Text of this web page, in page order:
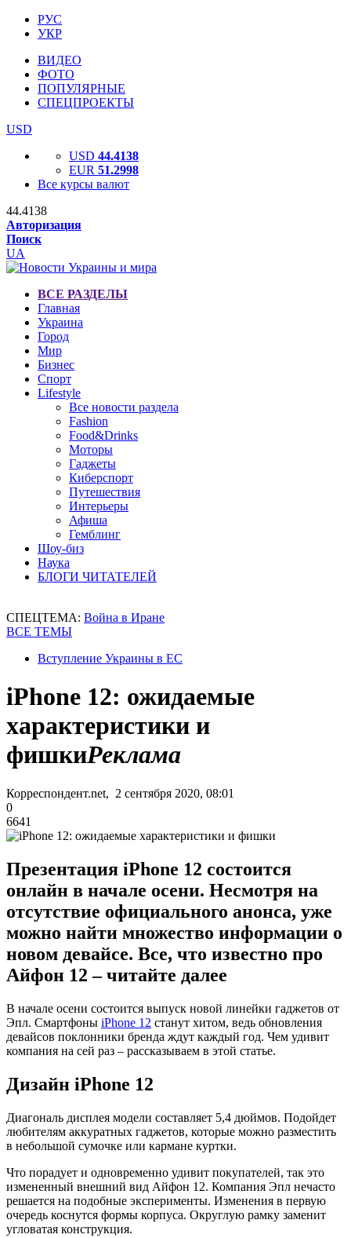
РУС
УКР
ВИДЕО
ФОТО
ПОПУЛЯРНЫЕ
СПЕЦПРОЕКТЫ
USD
USD 44.4138
EUR 51.2998
Все курсы валют
44.4138
Авторизация
Поиск
UA
ВСЕ РАЗДЕЛЫ
Главная
Украина
Город
Мир
Бизнес
Спорт
Lifestyle
Все новости раздела
Fashion
Food&Drinks
Моторы
Гаджеты
Киберспорт
Путешествия
Интерьеры
Афиша
Гемблинг
Шоу-биз
Наука
БЛОГИ ЧИТАТЕЛЕЙ
СПЕЦТЕМА: Война в Иране
ВСЕ ТЕМЫ
Вступление Украины в ЕС
iPhone 12: ожидаемые
характеристики и
фишкиРеклама
Корреспондент.net, 2 сентября 2020, 08:01
0
6641
Презентация iPhone 12 состоится
онлайн в начале осени. Несмотря на
отсутствие официального анонса, уже
можно найти множество информации о
новом девайсе. Все, что известно про
Айфон 12 – читайте далее
В начале осени состоится выпуск новой линейки гаджетов от
Эпл. Смартфоны iPhone 12 станут хитом, ведь обновления
девайсов поклонники бренда ждут каждый год. Чем удивит
компания на сей раз – рассказываем в этой статье.
Дизайн iPhone 12
Диагональ дисплея модели составляет 5,4 дюймов. Подойдет
любителям аккуратных гаджетов, которые можно разместить
в небольшой сумочке или кармане куртки.
Что порадует и одновременно удивит покупателей, так это
измененный внешний вид Айфон 12. Компания Эпл нечасто
решается на подобные эксперименты. Изменения в первую
очередь коснутся формы корпуса. Округлую рамку заменит
угловатая конструкция.